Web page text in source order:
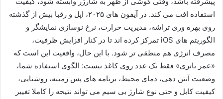
استفاده افت می کند. در آیفون های ۲۰۲۵، اپل و رقبا بیش از گذشته
روی بهره وری تراشه، مدیریت حرارت، نرخ نوسازی نمایشگر و
الگوریتم های iOS تمرکز کرده اند تا در کنار افزایش ظرفیت،
مصرف انرژی هم منطقی تر شود. با این حال، واقعیت این است که
«عمر باتری» فقط یک عدد روی کاغذ نیست: الگوی استفاده شما،
وضعیت آنتن دهی، دمای محیط، برنامه های پس زمینه، روشنایی،
کیفیت کابل و حتی نوع شارژ بی سیم می تواند نتیجه را کاملا تغییر